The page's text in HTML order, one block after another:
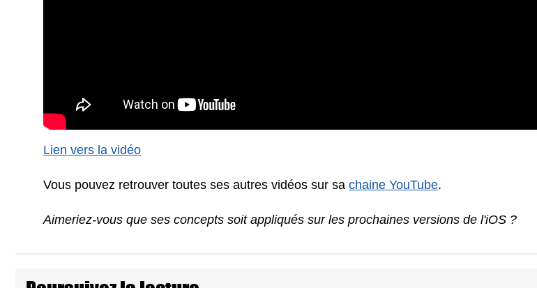
Lien vers la vidéo
Vous pouvez retrouver toutes ses autres vidéos sur sachaine YouTube.
Aimeriez-vous que ses concepts soit appliqués sur les prochaines versions de l'iOS ?